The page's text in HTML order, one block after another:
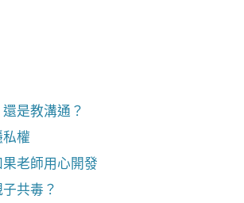
是教溝通？
私權
老師用心開發
共毒？